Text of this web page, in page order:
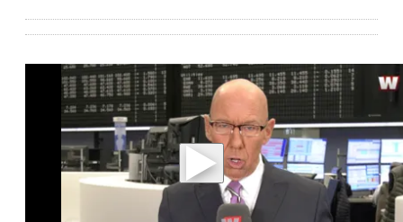
Mit der Wiedergabe dieses Videos werden
Daten an Youtube übertragen.
Hinweise dazu erhalten Sie in derDatenschutzerklärung.
Akzeptieren